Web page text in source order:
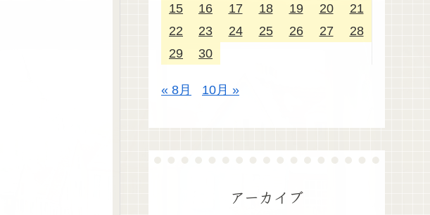
15
16 17 18 19 20
21
22
23 24 25 26 27
28
29
30
« 8月 10月 »
アーカイブ